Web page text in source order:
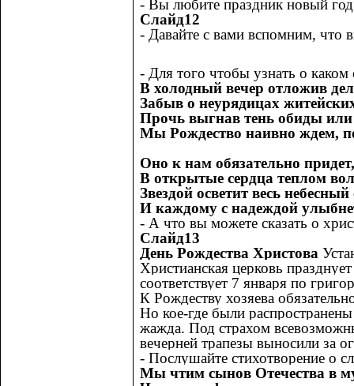
- Вы любите праздник новый
Слайд12
- Давайте с вами вспомним, что
- Для того чтобы узнать о
В холодный вечер отложив
Забыв о неурядицах
Прочь выгнав тень обиды или
Мы Рождество наивно ждем,
Оно к нам обязательно придет,
В открытые сердца теплом
Звездой осветит весь небесный
И каждому с надеждой
- А что вы можете сказать о
Слайд13
День Рождества Христова
Христианская церковь
соответствует 7 января по
К Рождеству хозяева
Но кое-где были
жажда. Под страхом
вечерней трапезы выносили за
- Послушайте стихотворение о
Мы чтим сынов Отечества в